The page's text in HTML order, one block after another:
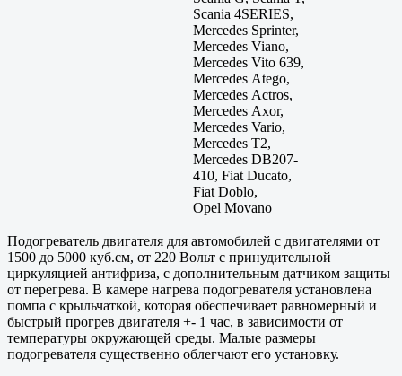
Scania 4SERIES,
Mercedes Sprinter,
Mercedes Viano,
Mercedes Vito 639,
Mercedes Atego,
Mercedes Actros,
Mercedes Axor,
Mercedes Vario,
Mercedes T2,
Mercedes DB207-
410, Fiat Ducato,
Fiat Doblo,
Opel Movano
Подогреватель двигателя для автомобилей с двигателями от
1500 до 5000 куб.см, от 220 Вольт с принудительной
циркуляцией антифриза, с дополнительным датчиком защиты
от перегрева. В камере нагрева подогревателя установлена
помпа с крыльчаткой, которая обеспечивает равномерный и
быстрый прогрев двигателя +- 1 час, в зависимости от
температуры окружающей среды. Малые размеры
подогревателя существенно облегчают его установку.